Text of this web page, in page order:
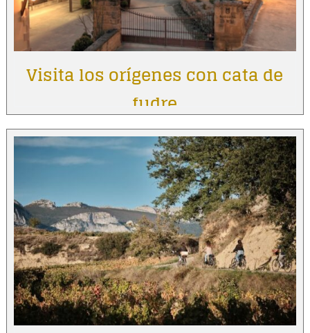
Visita los orígenes con cata de
fudre